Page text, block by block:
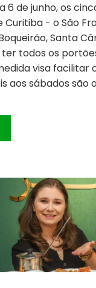
6 de junho, os
Curitiba - o São
Santa
todos os
visa facilitar
aos sábados são